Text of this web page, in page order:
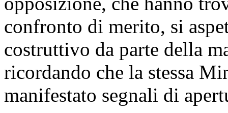
confronto di merito, si
costruttivo da parte della
ricordando che la stessa
manifestato segnali di